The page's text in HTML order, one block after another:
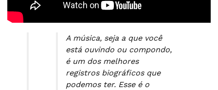
A música, seja a que você
está ouvindo ou compondo,
é um dos melhores
registros biográficos que
podemos ter. Esse é o